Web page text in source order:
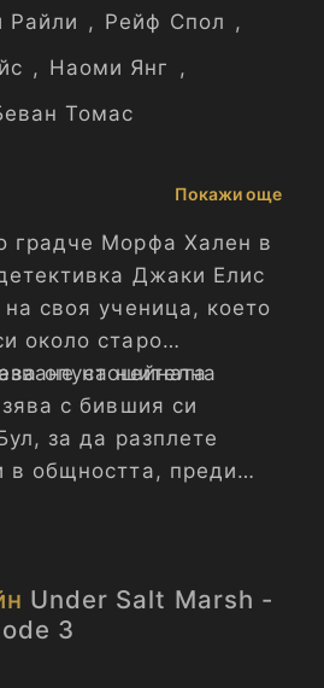
Райли , Рейф Спол ,
, Наоми Янг ,
Томас
Покажи още
градче Морфа Хален в
Джаки Елис
на своя ученица, което
около старо
на нейната
опустошителна
с бившия си
за да разплете
в общността, преди
Under Salt Marsh -
3